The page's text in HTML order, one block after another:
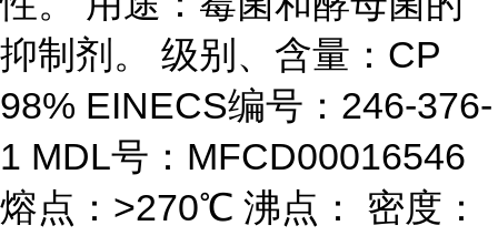
抑制剂。 级别、含量：CP
98% EINECS编号：246-376-
1 MDL号：MFCD00016546
熔点：>270℃ 沸点： 密度：